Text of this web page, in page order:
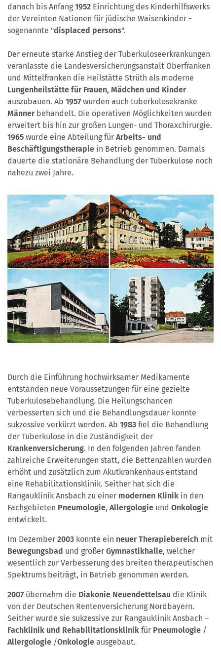
danach bis Anfang1952 Einrichtung des Kinderhilfswerks
der Vereinten Nationen für jüdische Waisenkinder -
sogenannte "displaced persons".
Der erneute starke Anstieg der Tuberkuloseerkrankungen
veranlasste die Landesversicherungsanstalt Oberfranken
und Mittelfranken die Heilstätte Strüth als moderne
Lungenheilstätte für Frauen, Mädchen und Kinder
auszubauen. Ab 1957 wurden auch tuberkulosekranke
Männerbehandelt. Die operativen Möglichkeiten wurden
erweitert bis hin zur großen Lungen- und Thoraxchirurgie.
1965 wurde eine Abteilung für Arbeits- und
Beschäftigungstherapie in Betrieb genommen. Damals
dauerte die stationäre Behandlung der Tuberkulose noch
nahezu zwei Jahre.
Durch die Einführung hochwirksamer Medikamente
entstanden neue Voraussetzungen für eine gezielte
Tuberkulosebehandlung. Die Heilungschancen
verbesserten sich und die Behandlungsdauer konnte
sukzessive verkürzt werden. Ab 1983 fiel die Behandlung
der Tuberkulose in die Zuständigkeit der
Krankenversicherung. In den folgenden Jahren fanden
zahlreiche Erweiterungen statt, die Bettenzahlen wurden
erhöht und zusätzlich zum Akutkrankenhaus entstand
eine Rehabilitationsklinik. Seither hat sich die
Rangauklinik Ansbach zu einer modernen Klinik in den
Fachgebieten Pneumologie, Allergologie und Onkologie
entwickelt.
Im Dezember 2003 konnte ein neuer Therapiebereich mit
Bewegungsbad und großer Gymnastikhalle, welcher
wesentlich zur Verbesserung des breiten therapeutischen
Spektrums beiträgt, in Betrieb genommen werden.
2007 übernahm die Diakonie Neuendettelsau die Klinik
von der Deutschen Rentenversicherung Nordbayern.
Seither wurde sie sukzessive zur Rangauklinik Ansbach –
Fachklinik und Rehabilitationsklinik für Pneumologie /
Allergologie /Onkologie ausgebaut.